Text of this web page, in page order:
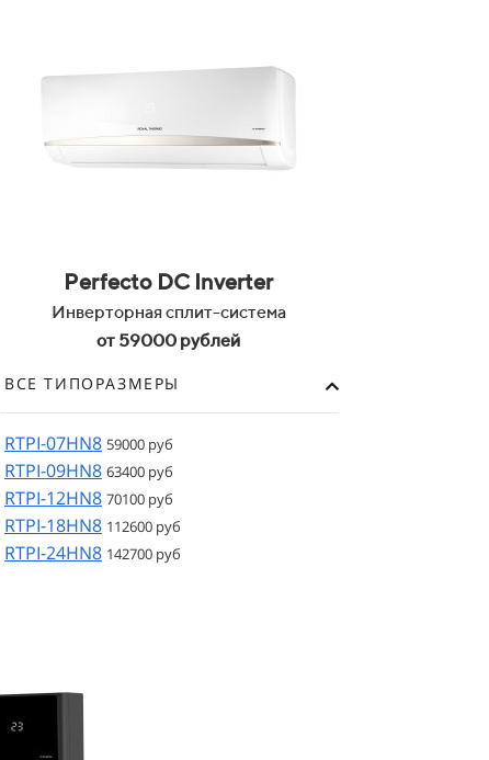
Perfecto DC Inverter
Инверторная сплит-система
от 59000 рублей
ВСЕ ТИПОРАЗМЕРЫ
RTPI-07HN8 59000 руб
RTPI-09HN8 63400 руб
RTPI-12HN8 70100 руб
RTPI-18HN8 112600 руб
RTPI-24HN8 142700 руб